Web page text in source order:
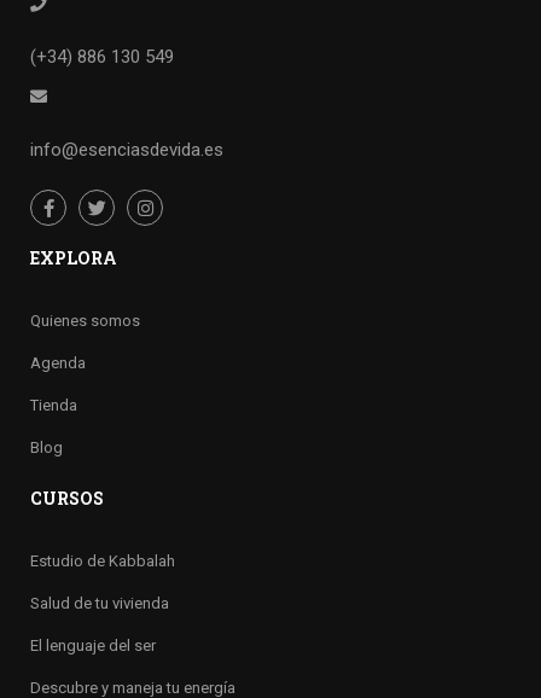
(+34) 886 130 549
info@esenciasdevida.es
EXPLORA
Quienes somos
Agenda
Tienda
Blog
CURSOS
Estudio de Kabbalah
Salud de tu vivienda
El lenguaje del ser
Descubre y maneja tu energía